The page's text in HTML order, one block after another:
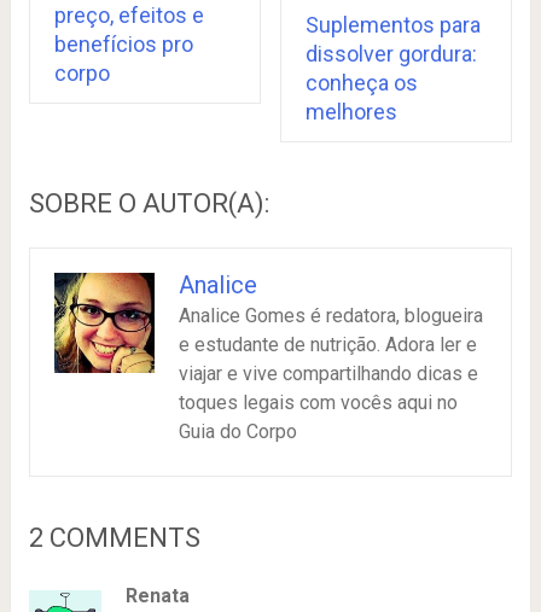
preço, efeitos e
benefícios pro
corpo
Suplementos para
dissolver gordura:
conheça os
melhores
SOBRE O AUTOR(A):
Analice
Analice Gomes é redatora, blogueira
e estudante de nutrição. Adora ler e
viajar e vive compartilhando dicas e
toques legais com vocês aqui no
Guia do Corpo
2 COMMENTS
Renata